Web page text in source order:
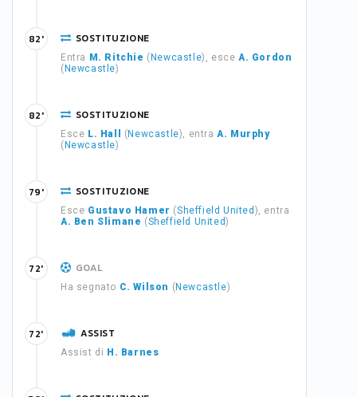
SOSTITUZIONE
Entra M. Ritchie ( Newcastle), esceA. Gordon
( Newcastle)
82'
SOSTITUZIONE
Esce L. Hall ( Newcastle), entraA. Murphy
( Newcastle)
82'
SOSTITUZIONE
Esce Gustavo Hamer (Sheffield United ), entra
A. Ben Slimane (Sheffield United)
79'
GOAL
Ha segnato C. Wilson ( Newcastle)
72'
ASSIST
Assist di H. Barnes
72'